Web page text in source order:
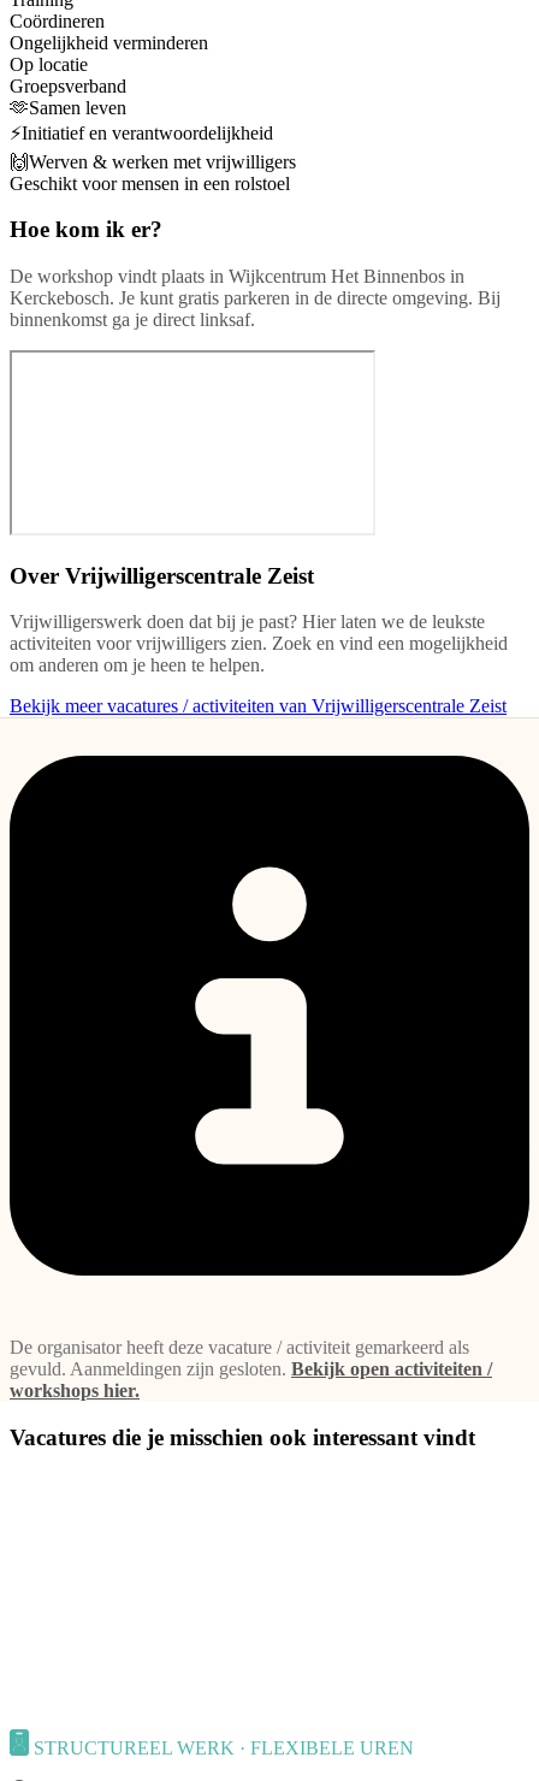
Coördineren
Ongelijkheid verminderen
Op locatie
Groepsverband
🫶Samen leven
⚡Initiatief en verantwoordelijkheid
🙌Werven & werken met vrijwilligers
Geschikt voor mensen in een rolstoel
Hoe kom ik er?
De workshop vindt plaats in Wijkcentrum Het Binnenbos in
Kerckebosch. Je kunt gratis parkeren in de directe omgeving. Bij
binnenkomst ga je direct linksaf.
Over Vrijwilligerscentrale Zeist
Vrijwilligerswerk doen dat bij je past? Hier laten we de leukste
activiteiten voor vrijwilligers zien. Zoek en vind een mogelijkheid
om anderen om je heen te helpen.
Bekijk meer vacatures / activiteiten van Vrijwilligerscentrale Zeist
De organisator heeft deze vacature / activiteit gemarkeerd als
gevuld. Aanmeldingen zijn gesloten. Bekijk open activiteiten /
workshops hier.
Vacatures die je misschien ook interessant vindt
STRUCTUREEL WERK · FLEXIBELE UREN